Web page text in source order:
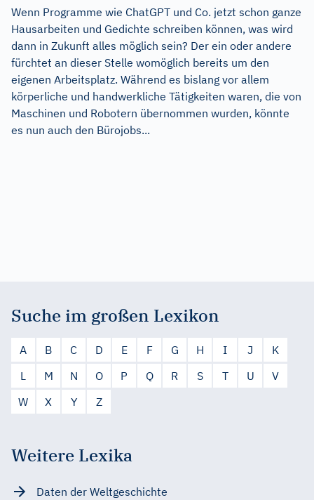
Wenn Programme wie ChatGPT und Co. jetzt schon ganze
Hausarbeiten und Gedichte schreiben können, was wird
dann in Zukunft alles möglich sein? Der ein oder andere
fürchtet an dieser Stelle womöglich bereits um den
eigenen Arbeitsplatz. Während es bislang vor allem
körperliche und handwerkliche Tätigkeiten waren, die von
Maschinen und Robotern übernommen wurden, könnte
es nun auch den Bürojobs...
Suche im großen Lexikon
A B C D E F G H I J
K
L
M N O P Q R S T U
V
W
X Y Z
Weitere Lexika
Daten der Weltgeschichte